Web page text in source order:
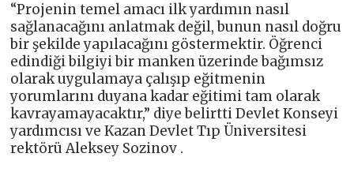
“Projenin temel amacı ilk yardımın nasıl
sağlanacağını anlatmak değil, bunun nasıl doğru
bir şekilde yapılacağını göstermektir. Öğrenci
edindiği bilgiyi bir manken üzerinde bağımsız
olarak uygulamaya çalışıp eğitmenin
yorumlarını duyana kadar eğitimi tam olarak
kavrayamayacaktır,” diye belirtti Devlet Konseyi
yardımcısı ve Kazan Devlet Tıp Üniversitesi
rektörü Aleksey Sozinov .